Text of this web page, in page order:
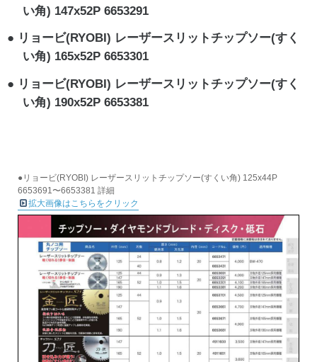
い角) 147x52P 6653291
リョービ(RYOBI) レーザースリットチップソー(すく
い角) 165x52P 6653301
リョービ(RYOBI) レーザースリットチップソー(すく
い角) 190x52P 6653381
●リョービ(RYOBI) レーザースリットチップソー(すくい角) 125x44P
6653691〜6653381 詳細
拡大画像はこちらをクリック